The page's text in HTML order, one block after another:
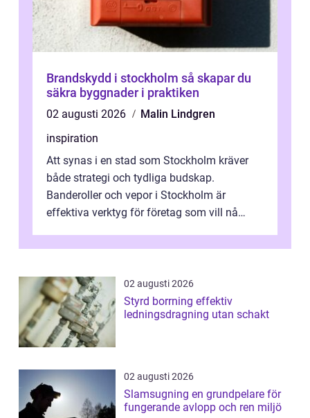
Brandskydd i stockholm så skapar du
säkra byggnader i praktiken
02 augusti 2026
Malin Lindgren
inspiration
Att synas i en stad som Stockholm kräver
både strategi och tydliga budskap.
Banderoller och vepor i Stockholm är
effektiva verktyg för företag som vill nå
02 augusti 2026
Styrd borrning effektiv
ledningsdragning utan schakt
02 augusti 2026
Slamsugning en grundpelare för
fungerande avlopp och ren miljö